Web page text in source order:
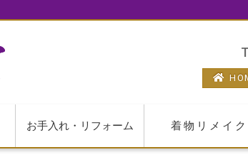
お手入れ・リフォーム 着物リメイク